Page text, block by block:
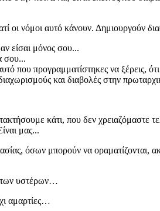
νόμοι αυτό κάνουν. Δημιουργούν
είσαι μόνος σου...
σου...
που προγραμματίστηκες να ξέρεις, ότι
και διαβολές στην
κάτι, που δεν χρειαζόμαστε
μας...
όσων μπορούν να οραματίζονται,
των υστέρων…
αμαρτίες…